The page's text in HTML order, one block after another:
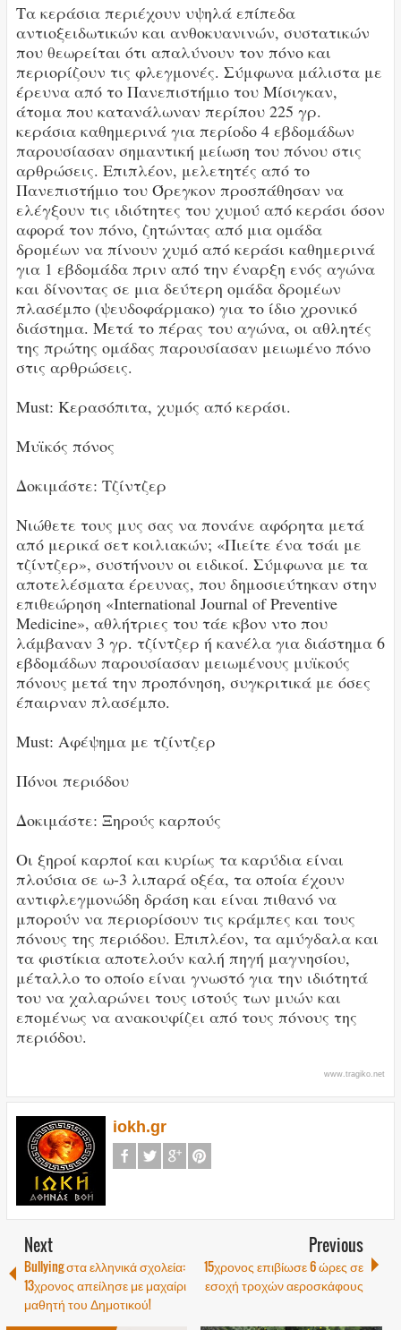
Τα κεράσια περιέχουν υψηλά επίπεδα
αντιοξειδωτικών και ανθοκυανινών, συστατικών
που θεωρείται ότι απαλύνουν τον πόνο και
περιορίζουν τις φλεγμονές. Σύμφωνα μάλιστα με
έρευνα από το Πανεπιστήμιο του Μίσιγκαν,
άτομα που κατανάλωναν περίπου 225 γρ.
κεράσια καθημερινά για περίοδο 4 εβδομάδων
παρουσίασαν σημαντική μείωση του πόνου στις
αρθρώσεις. Επιπλέον, μελετητές από το
Πανεπιστήμιο του Όρεγκον προσπάθησαν να
ελέγξουν τις ιδιότητες του χυμού από κεράσι όσον
αφορά τον πόνο, ζητώντας από μια ομάδα
δρομέων να πίνουν χυμό από κεράσι καθημερινά
για 1 εβδομάδα πριν από την έναρξη ενός αγώνα
και δίνοντας σε μια δεύτερη ομάδα δρομέων
πλασέμπο (ψευδοφάρμακο) για το ίδιο χρονικό
διάστημα. Μετά το πέρας του αγώνα, οι αθλητές
της πρώτης ομάδας παρουσίασαν μειωμένο πόνο
στις αρθρώσεις.
Must: Κερασόπιτα, χυμός από κεράσι.
Μυϊκός πόνος
Δοκιμάστε: Τζίντζερ
Νιώθετε τους μυς σας να πονάνε αφόρητα μετά
από μερικά σετ κοιλιακών; «Πιείτε ένα τσάι με
τζίντζερ», συστήνουν οι ειδικοί. Σύμφωνα με τα
αποτελέσματα έρευνας, που δημοσιεύτηκαν στην
επιθεώρηση «International Journal of Preventive
Medicine», αθλήτριες του τάε κβον ντο που
λάμβαναν 3 γρ. τζίντζερ ή κανέλα για διάστημα 6
εβδομάδων παρουσίασαν μειωμένους μυϊκούς
πόνους μετά την προπόνηση, συγκριτικά με όσες
έπαιρναν πλασέμπο.
Must: Αφέψημα με τζίντζερ
Πόνοι περιόδου
Δοκιμάστε: Ξηρούς καρπούς
Οι ξηροί καρποί και κυρίως τα καρύδια είναι
πλούσια σε ω-3 λιπαρά οξέα, τα οποία έχουν
αντιφλεγμονώδη δράση και είναι πιθανό να
μπορούν να περιορίσουν τις κράμπες και τους
πόνους της περιόδου. Επιπλέον, τα αμύγδαλα και
τα φιστίκια αποτελούν καλή πηγή μαγνησίου,
μέταλλο το οποίο είναι γνωστό για την ιδιότητά
του να χαλαρώνει τους ιστούς των μυών και
επομένως να ανακουφίζει από τους πόνους της
περιόδου.
www.tragiko.net
iokh.gr
Next
Bullying στα ελληνικά σχολεία:
13χρονος απείλησε με μαχαίρι
μαθητή του Δημοτικού!
Previous
15χρονος επιβίωσε 6 ώρες σε
εσοχή τροχών αεροσκάφους